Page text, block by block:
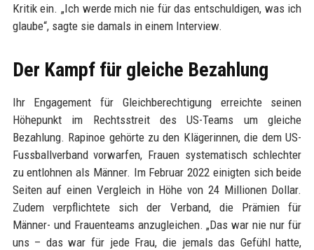
Kritik ein. „Ich werde mich nie für das entschuldigen, was ich
glaube“, sagte sie damals in einem Interview.
Der Kampf für gleiche Bezahlung
Ihr Engagement für Gleichberechtigung erreichte seinen
Höhepunkt im Rechtsstreit des US-Teams um gleiche
Bezahlung. Rapinoe gehörte zu den Klägerinnen, die dem US-
Fussballverband vorwarfen, Frauen systematisch schlechter
zu entlohnen als Männer. Im Februar 2022 einigten sich beide
Seiten auf einen Vergleich in Höhe von 24 Millionen Dollar.
Zudem verpflichtete sich der Verband, die Prämien für
Männer- und Frauenteams anzugleichen. „Das war nie nur für
uns – das war für jede Frau, die jemals das Gefühl hatte,